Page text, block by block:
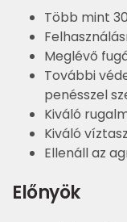
Több mint
Meglévő
További
penésszel
Kiváló
Kiváló
Ellenáll az
Előnyök